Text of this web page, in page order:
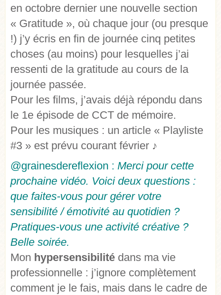
en octobre dernier une nouvelle section
« Gratitude », où chaque jour (ou presque
!) j’y écris en fin de journée cinq petites
choses (au moins) pour lesquelles j’ai
ressenti de la gratitude au cours de la
journée passée.
Pour les films, j’avais déjà répondu dans
le 1e épisode de CCT de mémoire.
Pour les musiques : un article « Playliste
#3 » est prévu courant février ♪
@grainesdereflexion : Merci pour cette
prochaine vidéo. Voici deux questions :
que faites-vous pour gérer votre
sensibilité / émotivité au quotidien ?
Pratiques-vous une activité créative ?
Belle soirée.
Mon hypersensibilité dans ma vie
professionnelle : j’ignore complètement
comment je le fais, mais dans le cadre de